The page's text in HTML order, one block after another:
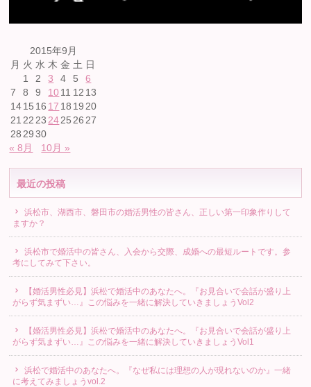
2015年9月
月 火 水 木 金 土 日
1
2 3 4 5
6
7
8 9 1011 12 13
1415 16 17 18 19 20
21 22 23 2425 26 27
28 29 30
« 8月
10月 »
最近の投稿
浜松市、湖西市、磐田市の婚活男性の皆さん、正しい第一印象作りして
ますか？
浜松市で婚活中の皆さん、入会から交際、成婚への最短ルートです。参
考にしてみて下さい。
【婚活男性必見】浜松で婚活中のあなたへ。『お見合いで会話が盛り上
がらず気まずい…』この悩みを一緒に解決していきましょうVol2
【婚活男性必見】浜松で婚活中のあなたへ。『お見合いで会話が盛り上
がらず気まずい…』この悩みを一緒に解決していきましょうVol1
浜松で婚活中のあなたへ。『なぜ私には理想の人が現れないのか』一緒
に考えてみましょうvol.2